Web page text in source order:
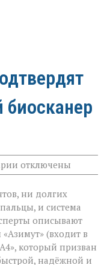
к
записи
личность
подтвердят
за
секунды»:
новый
биосканер
от
отключены
ни долгих
и система
описывают
(входит в
который призван
надёжной и